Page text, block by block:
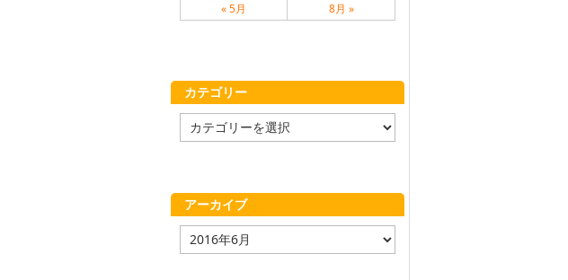
« 5月
8月 »
カテゴリー
テ
ー
アーカイブ
ア
ー